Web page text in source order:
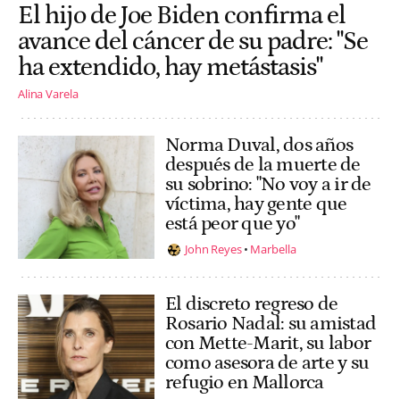
El hijo de Joe Biden confirma el
avance del cáncer de su padre: "Se
ha extendido, hay metástasis"
Alina Varela
Norma Duval, dos años
después de la muerte de
su sobrino: "No voy a ir de
víctima, hay gente que
está peor que yo"
John Reyes Marbella
El discreto regreso de
Rosario Nadal: su amistad
con Mette-Marit, su labor
como asesora de arte y su
refugio en Mallorca